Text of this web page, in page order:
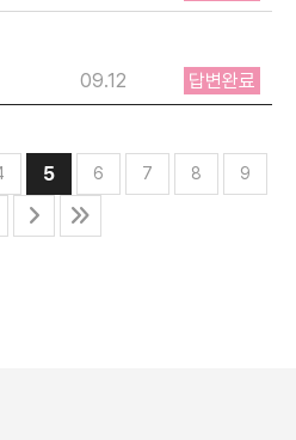
09.12 답변완료
5 6 7 8 9